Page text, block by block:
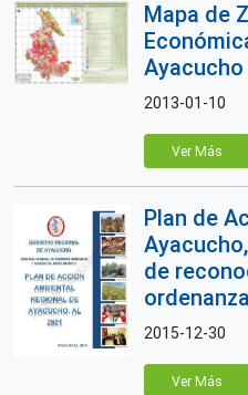
Mapa de
Ayacucho
2013-01-10
Ver Más
Plan de
de
2015-12-30
Ver Más